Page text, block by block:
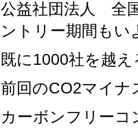
公益社団法人 全
ントリー期間もい
既に1000社を越
前回のCO2マイナ
カーボンフリー